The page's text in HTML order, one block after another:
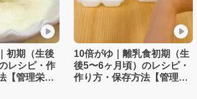
初期（生後
レシピ・作
【管理栄養
10倍がゆ｜離乳食初期（生
後5〜6ヶ月頃）のレシピ・
作り方・保存方法【管理栄